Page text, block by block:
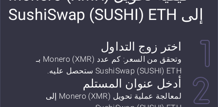
إلى SushiSwap (SUSHI) ETH
اختر زوج التداول
وتحقق من السعر: كم عدد Monero (XMR) بـ
SushiSwap (SUSHI) ETH ستحصل عليه.
أدخل عنوان المستلم
لمعالجة عملية تحويل Monero (XMR) إلى